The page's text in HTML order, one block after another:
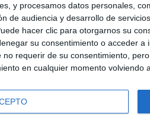
y procesamos datos personales,
de audiencia y desarrollo de servicios.
hacer clic para otorgarnos su
su consentimiento o acceder
requerir de su consentimiento,
en cualquier momento
Contactar|Anúnciate
generales|Política de
47 - 28006 Madrid [ESPAÑA] -